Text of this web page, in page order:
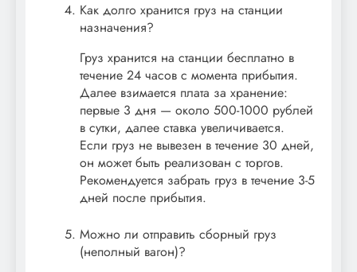
Как долго хранится груз на станции
назначения?
Груз хранится на станции бесплатно в
течение 24 часов с момента прибытия.
Далее взимается плата за хранение:
первые 3 дня — около 500-1000 рублей
в сутки, далее ставка увеличивается.
Если груз не вывезен в течение 30 дней,
он может быть реализован с торгов.
Рекомендуется забрать груз в течение 3-5
дней после прибытия.
Можно ли отправить сборный груз
(неполный вагон)?